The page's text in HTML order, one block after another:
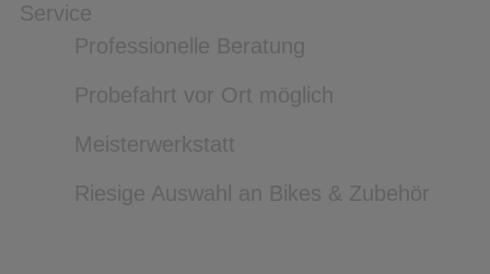
Service
Professionelle Beratung
Probefahrt vor Ort möglich
Meisterwerkstatt
Riesige Auswahl an Bikes & Zubehör